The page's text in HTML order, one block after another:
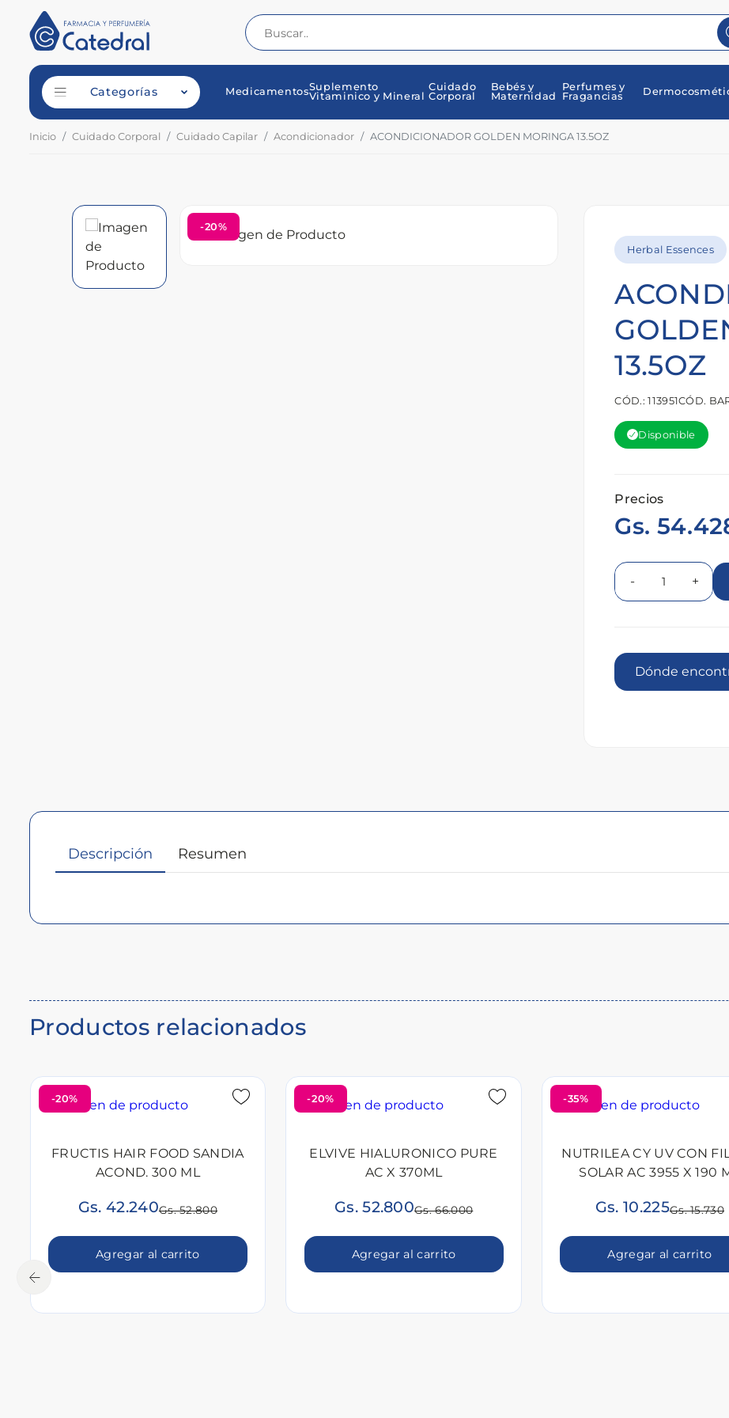
Categorías MedicamentosSuplemento
Vitaminico y Mineral
Cuidado
Corporal
Bebés y
Maternidad
Perfumes y
Fragancias
Inicio Cuidado Corporal Cuidado Capilar Acondicionador ACONDICIONADOR GOLDEN MORINGA 13.5OZ
-20%
Herbal Essences
13.5OZ
CÓD.: 113951CÓD.
Disponible
Precios
Gs.
- +
Dónde
Descripción Resumen
Productos relacionados
-20%
FRUCTIS HAIR FOOD SANDIA
ACOND. 300 ML
Gs. 42.240Gs. 52.800
Agregar al carrito
-20%
ELVIVE HIALURONICO PURE
AC X 370ML
Gs. 52.800Gs. 66.000
Agregar al carrito
-35%
NUTRILEA CY UV CON
SOLAR AC 3955 X 190
Gs. 10.225Gs. 15.730
Agregar al carrito